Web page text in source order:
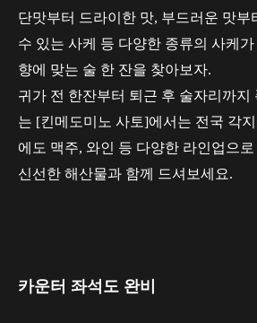
단맛부터 드라이한 맛, 부드러운 맛부
수 있는 사케 등 다양한 종류의 사케
향에 맞는 술 한 잔을 찾아보자.
귀가 전 한잔부터 퇴근 후 술자리까지
는 [킨메도미노 사토]에서는 전국 각
에도 맥주, 와인 등 다양한 라인업으
신선한 해산물과 함께 드셔보세요.
카운터 좌석도 완비